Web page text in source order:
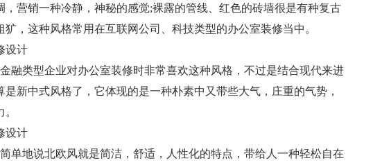
，营销一种冷静，神秘的感觉;裸露的管线、红色的砖墙很是有种复古
犷，这种风格常用在互联网公司、科技类型的办公室装修当中。
类型企业对办公室装修时非常喜欢这种风格，不过是结合现代来进
是新中式风格了，它体现的是一种朴素中又带些大气，庄重的气势，
地说北欧风就是简洁，舒适，人性化的特点，带给人一种轻松自在